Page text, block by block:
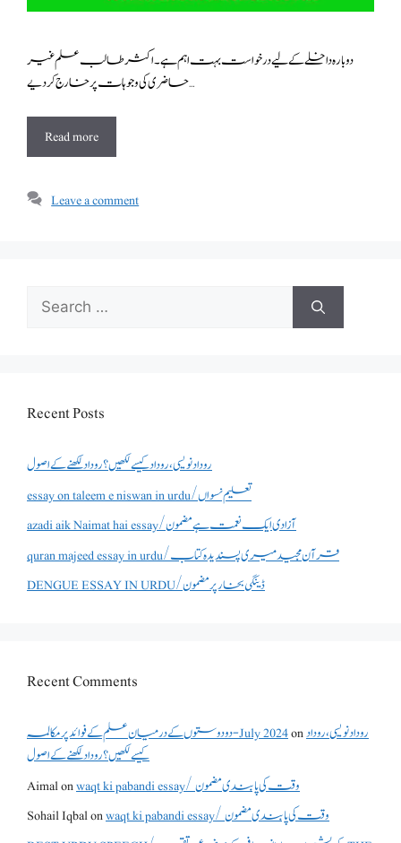
دوبارہ داخلے کے لیے درخواست بہت اہم ہے ۔ اکثر طالب علم غیر
حاضری کی وجوہات پر خارج کر دیے …
Read more
Leave a comment
Search
for:
Recent Posts
روداد نویسی ،روداد کیسے لکھیں؟ روداد لکھنے کے اصول
essay on taleem e niswan in urdu/تعلیم نسواں
azadi aik Naimat hai essay/آزادی ایک نعمت ہے مضمون
quran majeed essay in urdu/قرآن مجید میری پسندیدہ کتاب
DENGUE ESSAY IN URDU/ڈینگی بخار پر مضمون
Recent Comments
دو دوستوں کے درمیان علم کے فوائد پر مکالمہ - July 2024onروداد نویسی ،روداد
کیسے لکھیں؟ روداد لکھنے کے اصول
Aimalon
waqt ki pabandi essay/ وقت کی پابندی مضمون
Sohail Iqbalon
waqt ki pabandi essay/ وقت کی پابندی مضمون